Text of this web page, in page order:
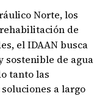
Norte, los
de
el IDAAN busca
sostenible de agua
tanto las
a largo